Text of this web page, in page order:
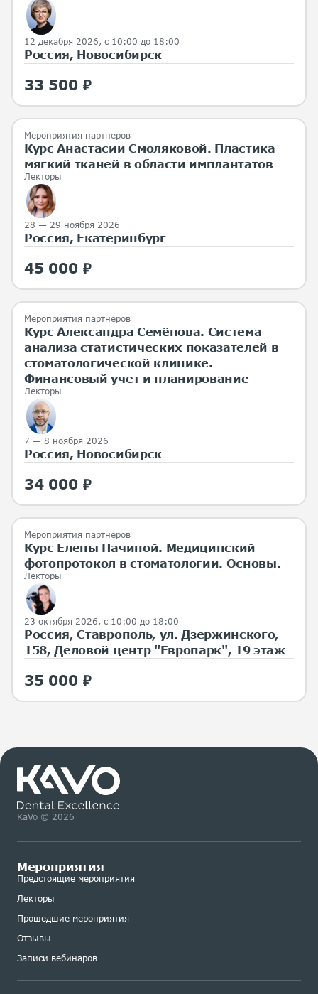
12 декабря 2026, с 10:00 до 18:00
Россия, Новосибирск
33 500 ₽
Мероприятия партнеров
Курс Анастасии Смоляковой. Пластика
мягкий тканей в области имплантатов
Лекторы
28 — 29 ноября 2026
Россия, Екатеринбург
45 000 ₽
Мероприятия партнеров
Курс Александра Семёнова. Система
анализа статистических показателей в
стоматологической клинике.
Финансовый учет и планирование
Лекторы
7 — 8 ноября 2026
Россия, Новосибирск
34 000 ₽
Мероприятия партнеров
Курс Елены Пачиной. Медицинский
фотопротокол в стоматологии. Основы.
Лекторы
23 октября 2026, с 10:00 до 18:00
Россия, Ставрополь, ул. Дзержинского,
158, Деловой центр "Европарк", 19 этаж
35 000 ₽
KaVo © 2026
Мероприятия
Предстоящие мероприятия
Лекторы
Прошедшие мероприятия
Отзывы
Записи вебинаров